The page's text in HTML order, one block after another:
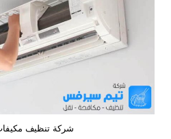
شركة تنظيف